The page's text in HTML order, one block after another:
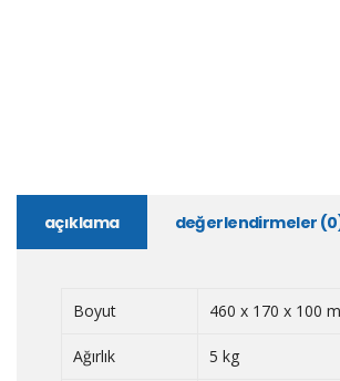
açıklama değerlendirmeler
Boyut 460 x 170 x 100
Ağırlık 5 kg